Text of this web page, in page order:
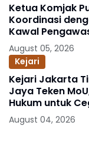
Ketua Komjak
Koordinasi
Kawal
Korupsi dan
August 05, 2026
Kejari
Kejari Jakarta
Jaya Teken
Hukum untuk
August 04, 2026